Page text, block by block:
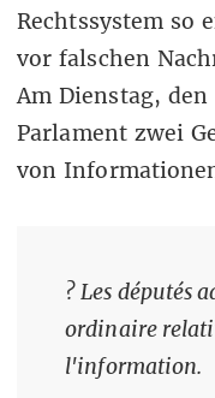
Rechtssystem so
vor falschen
Am Dienstag,
Parlament zwei
von
?️ Les députés
ordinaire
l'information.